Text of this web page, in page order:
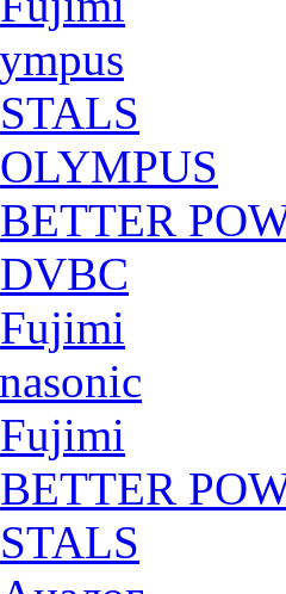
STALS
OLYMPUS
BETTER
DVBC
Fujimi
Fujimi
BETTER
STALS